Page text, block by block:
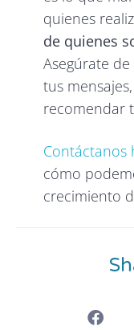
quienes
de quienes
Asegúrate
tus
recomendar
Contáctanos
cómo
crecimiento